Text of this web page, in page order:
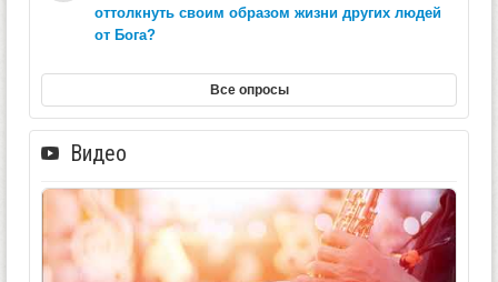
оттолкнуть своим образом жизни других людей
от Бога?
Все опросы
Видео